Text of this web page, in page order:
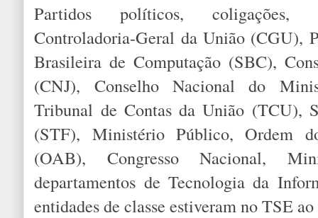
Partidos políticos, coligações,
Controladoria-Geral da União (CGU),
Brasileira de Computação (SBC),
(CNJ), Conselho Nacional do
Tribunal de Contas da União (TCU),
(STF), Ministério Público, Ordem
(OAB), Congresso Nacional,
departamentos de Tecnologia da
entidades de classe estiveram no TSE